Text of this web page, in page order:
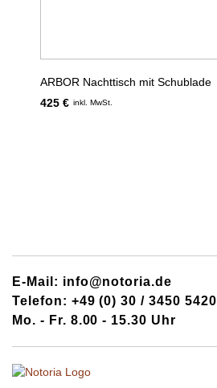
ARBOR Nachttisch mit Schublade
425 € inkl. MwSt.
E-Mail: info@notoria.de
Telefon: +49 (0) 30 / 3450 5420
Mo. - Fr. 8.00 - 15.30 Uhr